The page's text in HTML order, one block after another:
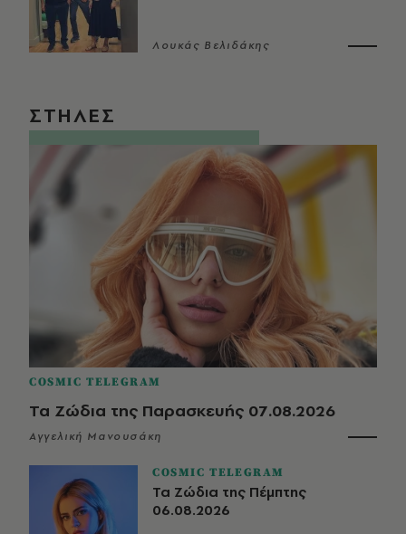
Λουκάς Βελιδάκης
ΣΤΗΛΕΣ
COSMIC TELEGRAM
Τα Ζώδια της Παρασκευής 07.08.2026
Αγγελική Μανουσάκη
COSMIC TELEGRAM
Τα Ζώδια της Πέμπτης
06.08.2026